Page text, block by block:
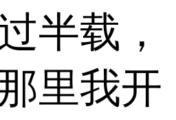
半载，
里我开